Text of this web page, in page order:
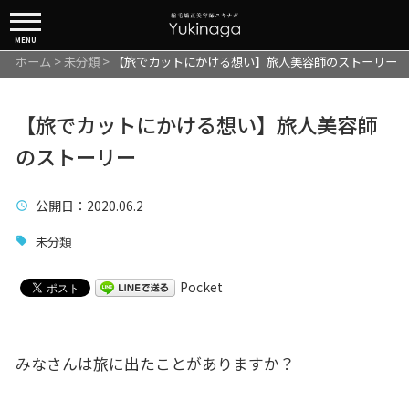
MENU
ホーム >未分類> 【旅でカットにかける想い】旅人美容師のストーリー
【旅でカットにかける想い】旅人美容師
のストーリー
公開日 ：2020.06.2
未分類
Pocket
みなさんは旅に出たことがありますか？